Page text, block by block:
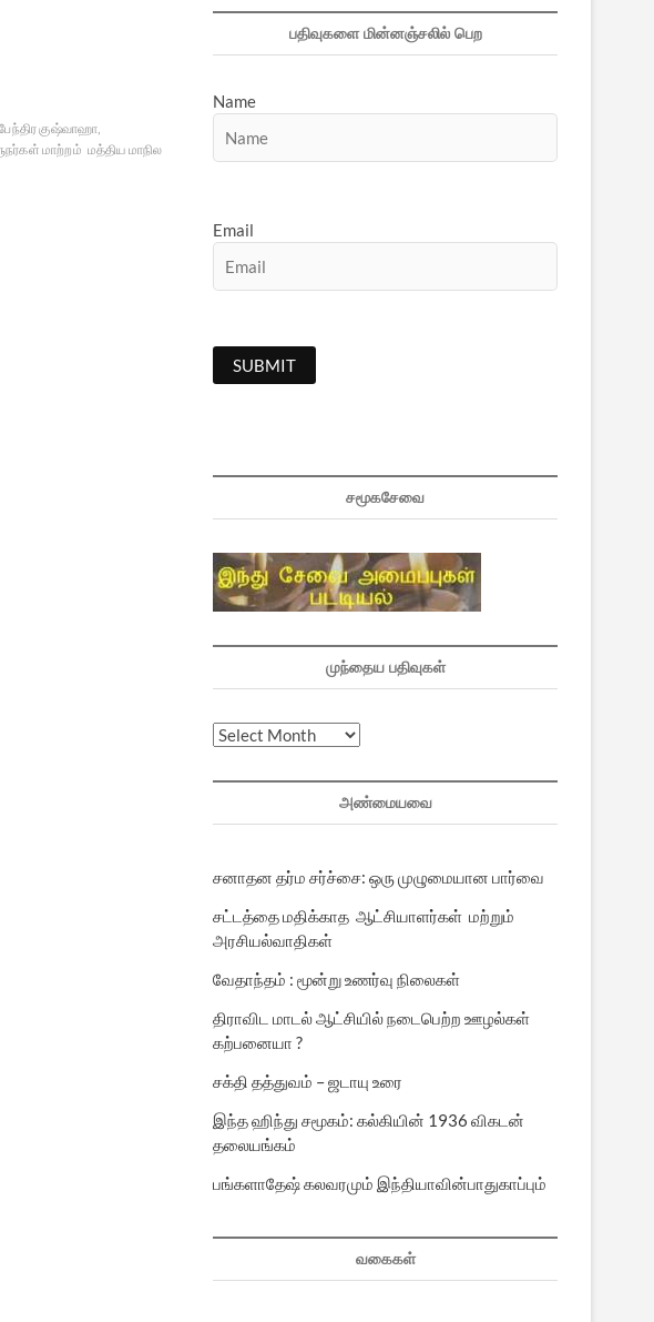
குஷ்வாஹா,
மாற்றம் மத்திய மாநில
பதிவுகளை மின்னஞ்சலில் பெற
Name
Email
சமூகசேவை
முந்தைய பதிவுகள்
முந்தைய
அண்மையவை
சனாதன தர்ம சர்ச்சை: ஒரு முழுமையான பார்வை
சட்டத்தை மதிக்காத ஆட்சியாளர்கள் மற்றும்
அரசியல்வாதிகள்
வேதாந்தம் : மூன்று உணர்வு நிலைகள்
திராவிட மாடல் ஆட்சியில் நடைபெற்ற ஊழல்கள்
கற்பனையா ?
சக்தி தத்துவம் – ஜடாயு உரை
இந்த ஹிந்து சமூகம்: கல்கியின் 1936 விகடன்
தலையங்கம்
பங்களாதேஷ் கலவரமும் இந்தியாவின்பாதுகாப்பும்
வகைகள்